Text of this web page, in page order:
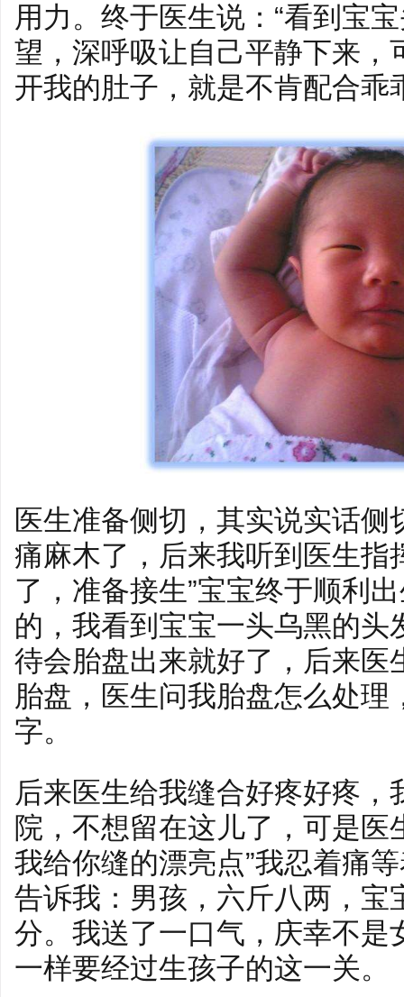
用力。终于医生说：“看到宝
望，深呼吸让自己平静下来，
开我的肚子，就是不肯配合乖
医生准备侧切，其实说实话
痛麻木了，后来我听到医生指
了，准备接生”宝宝终于顺利
的，我看到宝宝一头乌黑的头
待会胎盘出来就好了，后来医
胎盘，医生问我胎盘怎么处
字。
后来医生给我缝合好疼好疼
院，不想留在这儿了，可是医
我给你缝的漂亮点”我忍着痛
告诉我：男孩，六斤八两，宝
分。我送了一口气，庆幸不是
一样要经过生孩子的这一关。